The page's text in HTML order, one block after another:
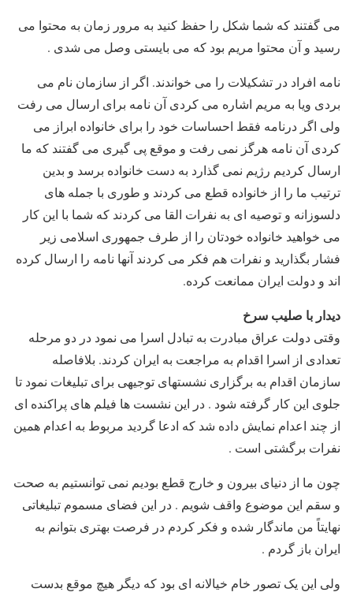
می گفتند که شما شکل را حفظ کنید به مرور زمان به محتوا می
رسید و آن محتوا مریم بود که می بایستی وصل می شدی .
نامه افراد در تشکیلات را می خواندند. اگر از سازمان نام می
بردی ویا به مریم اشاره می کردی آن نامه برای ارسال می رفت
ولی اگر درنامه فقط احساسات خود را برای خانواده ابراز می
کردی آن نامه هرگز نمی رفت و موقع پی گیری می گفتند که ما
ارسال کردیم رژیم نمی گذارد به دست خانواده برسد و بدین
ترتیب ما را از خانواده قطع می کردند و طوری با جمله های
دلسوزانه و توصیه ای به نفرات القا می کردند که شما با این کار
می خواهید خانواده خودتان را از طرف جمهوری اسلامی زیر
فشار بگذارید و نفرات هم فکر می کردند آنها نامه را ارسال کرده
اند و دولت ایران ممانعت کرده.
دیدار با صلیب سرخ
وقتی دولت عراق مبادرت به تبادل اسرا می نمود در دو مرحله
تعدادی از اسرا اقدام به مراجعت به ایران کردند. بلافاصله
سازمان اقدام به برگزاری نشستهای توجیهی برای تبلیغات نمود تا
جلوی این کار گرفته شود . در این نشست ها فیلم های پراکنده ای
از چند اعدام نمایش داده شد که ادعا گردید مربوط به اعدام همین
نفرات برگشتی است .
چون ما از دنیای بیرون و خارج قطع بودیم نمی توانستیم به صحت
و سقم این موضوع واقف شویم . در این فضای مسموم تبلیغاتی
نهایتاً من ماندگار شده و فکر کردم در فرصت بهتری بتوانم به
ایران باز گردم .
ولی این یک تصور خام خیالانه ای بود که دیگر هیچ موقع بدست